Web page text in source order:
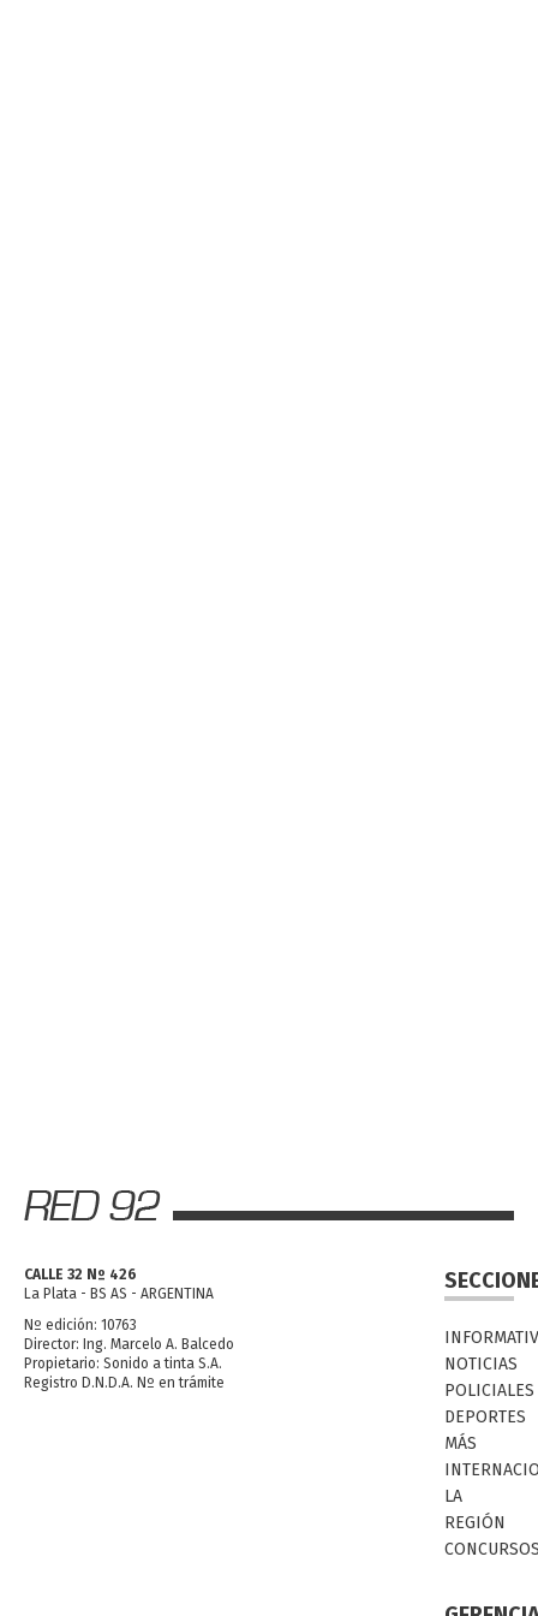
CALLE 32 Nº 426
La Plata - BS AS - ARGENTINA
Nº edición: 10763
Director: Ing. Marcelo A. Balcedo
Propietario: Sonido a tinta S.A.
Registro D.N.D.A. Nº en trámite
NOTICIAS
POLICIALES
DEPORTES
MÁS
LA
REGIÓN